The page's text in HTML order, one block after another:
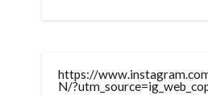
https://
N/